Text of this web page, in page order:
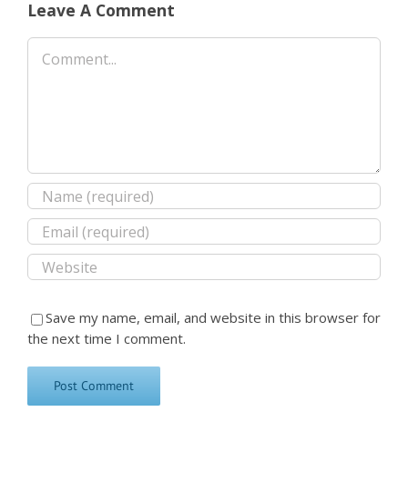
Leave A Comment
Comment
Save my name, email, and website in this browser for
the next time I comment.